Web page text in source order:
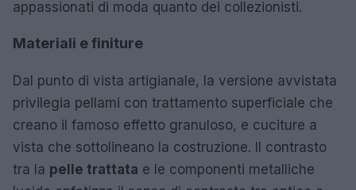
appassionati di moda quanto dei collezionisti.
Materiali e finiture
Dal punto di vista artigianale, la versione avvistata
privilegia pellami con trattamento superficiale che
creano il famoso effetto granuloso, e cuciture a
vista che sottolineano la costruzione. Il contrasto
tra la pelle trattata e le componenti metalliche